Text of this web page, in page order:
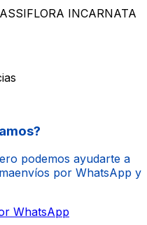
INCARNATA
podemos ayudarte a
por WhatsApp y
WhatsApp